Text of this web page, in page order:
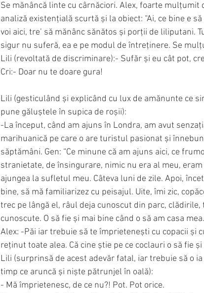
Se mănâncă linte cu cârnăciori. Alex, foarte mulțumit
analiză existențială scurtă și la obiect: “Ai, ce bine e
voi aici, tre’ să mănânc sănătos și porții de liliputani.
sigur nu suferă, ea e pe modul de întreținere. Se
Lili (revoltată de discriminare):- Sufăr și eu cât pot,
Cri:- Doar nu te doare gura!
Lili (gesticulând și explicând cu lux de amănunte ce
pune găluștele în supica de roșii):
-La început, când am ajuns în Londra, am avut
marihuanică pe care o are turistul pasionat și
săptămâni. Gen: “Ce minune că am ajuns aici, ce
stranietate, de însingurare, nimic nu era al meu,
ajungea la sufletul meu. Câteva luni de zile. Apoi,
bine, să mă familiarizez cu peisajul. Uite, îmi zic,
trec pe lângă el, râul deja cunoscut din parc,
cunoscute. O să fie și mai bine când o să am casa mea.
Alex: -Păi iar trebuie să te împrietenești cu copacii și
reținut toate alea. Că cine știe pe ce coclauri o să fie și
Lili (surprinsă de acest adevăr fatal, iar trebuie să o
timp ce aruncă și niște pătrunjel în oală):
- Mă împrietenesc, de ce nu?! Pot. Pot orice.